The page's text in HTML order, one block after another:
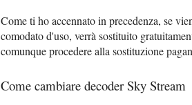
Come ti ho accennato in precedenza, se
comodato d'uso, verrà sostituito
comunque procedere alla sostituzione
Come cambiare decoder Sky Stream